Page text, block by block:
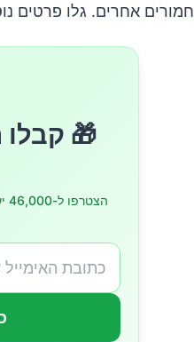
חמורים אחרים. גלו פרטים